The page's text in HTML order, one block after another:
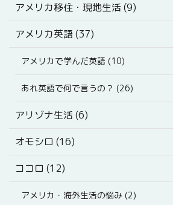
アメリカ移住・現地生活 (9)
アメリカ英語 (37)
アメリカで学んだ英語 (10)
あれ英語で何で言うの？ (26)
アリゾナ生活 (6)
オモシロ (16)
ココロ (12)
アメリカ・海外生活の悩み (2)